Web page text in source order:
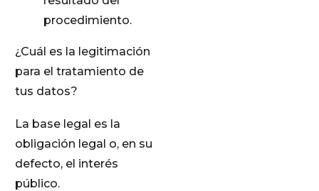
procedimiento.
¿Cuál es la legitimación
para el tratamiento de
tus datos?
La base legal es la
obligación legal o, en su
defecto, el interés
público.